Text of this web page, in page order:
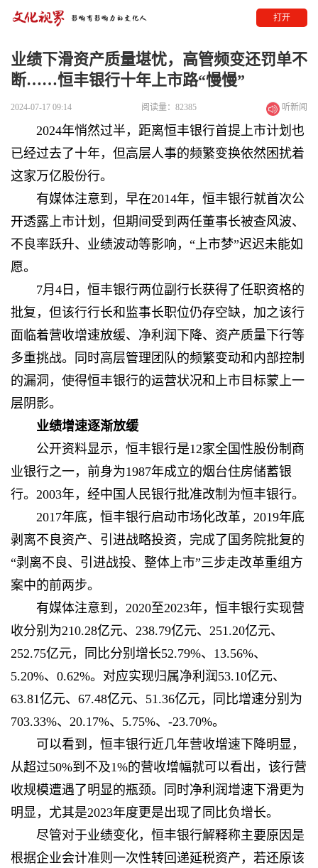
打开
业绩下滑资产质量堪忧，高管频变还罚单不
断……恒丰银行十年上市路“慢慢”
2024-07-17 09:14 阅读量：82385 听新闻
2024年悄然过半，距离恒丰银行首提上市计划也
已经过去了十年，但高层人事的频繁变换依然困扰着
这家万亿股份行。
有媒体注意到，早在2014年，恒丰银行就首次公
开透露上市计划，但期间受到两任董事长被查风波、
不良率跃升、业绩波动等影响，“上市梦”迟迟未能如
愿。
7月4日，恒丰银行两位副行长获得了任职资格的
批复，但该行行长和监事长职位仍存空缺，加之该行
面临着营收增速放缓、净利润下降、资产质量下行等
多重挑战。同时高层管理团队的频繁变动和内部控制
的漏洞，使得恒丰银行的运营状况和上市目标蒙上一
层阴影。
业绩增速逐渐放缓
公开资料显示，恒丰银行是12家全国性股份制商
业银行之一，前身为1987年成立的烟台住房储蓄银
行。2003年，经中国人民银行批准改制为恒丰银行。
2017年底，恒丰银行启动市场化改革，2019年底
剥离不良资产、引进战略投资，完成了国务院批复的
“剥离不良、引进战投、整体上市”三步走改革重组方
案中的前两步。
有媒体注意到，2020至2023年，恒丰银行实现营
收分别为210.28亿元、238.79亿元、251.20亿元、
252.75亿元，同比分别增长52.79%、13.56%、
5.20%、0.62%。对应实现归属净利润53.10亿元、
63.81亿元、67.48亿元、51.36亿元，同比增速分别为
703.33%、20.17%、5.75%、-23.70%。
可以看到，恒丰银行近几年营收增速下降明显，
从超过50%到不及1%的营收增幅就可以看出，该行营
收规模遭遇了明显的瓶颈。同时净利润增速下滑更为
明显，尤其是2023年度更是出现了同比负增长。
尽管对于业绩变化，恒丰银行解释称主要原因是
根据企业会计准则一次性转回递延税资产，若还原该